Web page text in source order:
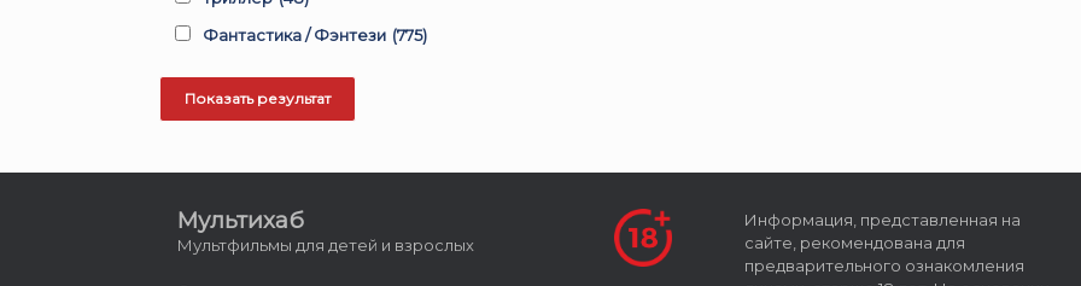
Фантастика / Фэнтези (775)
Мультихаб
Мультфильмы для детей и взрослых
Информация, представленная на
сайте, рекомендована для
предварительного ознакомления